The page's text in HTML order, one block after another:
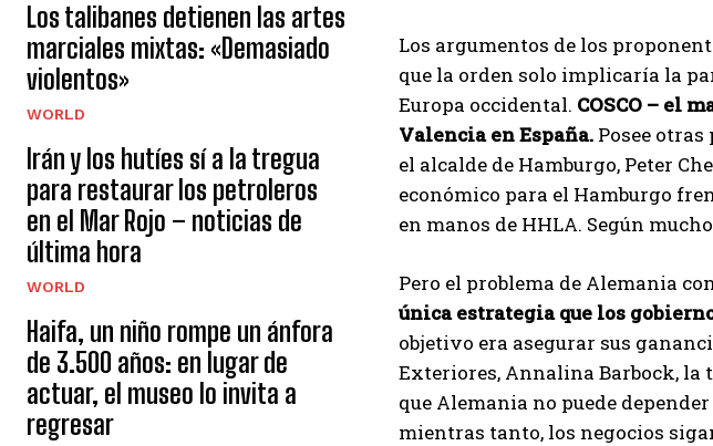
I
I've read and accept the
Los talibanes detienen las artes
marciales mixtas: «Demasiado
violentos»
WORLD
Irán y los hutíes sí a la tregua
para restaurar los petroleros
en el Mar Rojo – noticias de
última hora
WORLD
Haifa, un niño rompe un ánfora
de 3.500 años: en lugar de
actuar, el museo lo invita a
regresar
Los argumentos de los
que la orden solo implicaría la
Europa occidental. COSCO – el
Valencia en España. Posee
el alcalde de Hamburgo, Peter
económico para el Hamburgo
en manos de HHLA. Según
Pero el problema de Alemania
única estrategia que los
objetivo era asegurar sus
Exteriores, Annalina Barbock, la
que Alemania no puede
mientras tanto, los negocios